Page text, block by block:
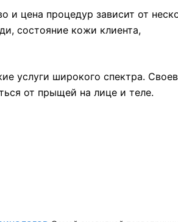
и цена процедур зависит от
состояние кожи клиента,
услуги широкого спектра.
от прыщей на лице и теле.